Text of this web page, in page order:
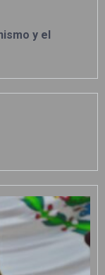
y el